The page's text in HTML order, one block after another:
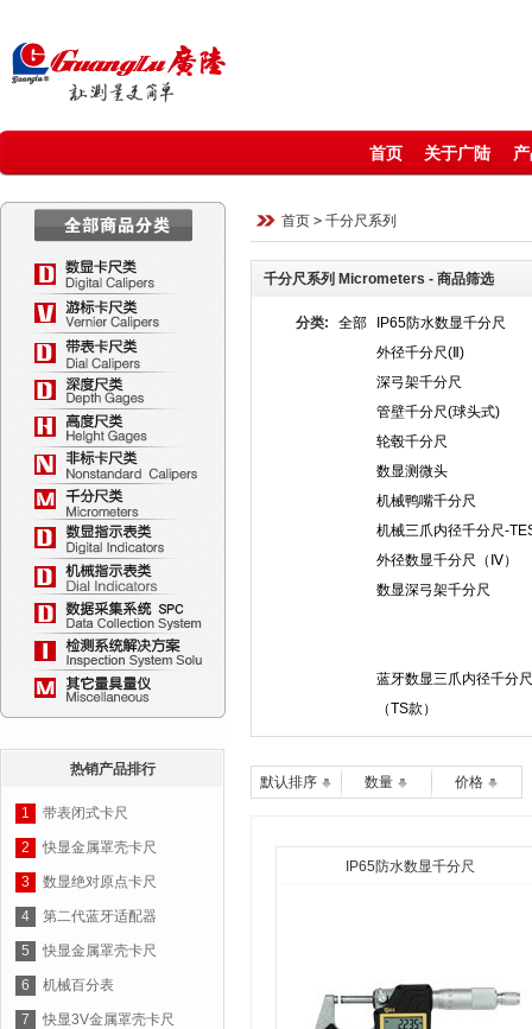
首页 关于广陆
热销产品排行
1 带表闭式卡尺
2 快显金属罩壳卡尺
3 数显绝对原点卡尺
4 第二代蓝牙适配器
5 快显金属罩壳卡尺
6 机械百分表
7 快显3V金属罩壳卡尺
首页 > 千分尺系列
千分尺系列 Micrometers - 商品筛选
分类: 全部
IP65防水数显千分尺
外径千分尺(Ⅱ)
深弓架千分尺
管壁千分尺(球头式)
轮毂千分尺
数显测微头
机械鸭嘴千分尺
机械三爪内径千分尺-
外径数显千分尺（Ⅳ）
数显深弓架千分尺
蓝牙数显三爪内径千分尺
（TS款）
默认排序 数量 价格
IP65防水数显千分尺